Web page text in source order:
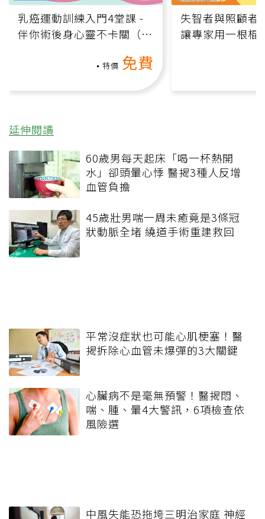
乳癌運動訓練入門4堂課 -
伴你術後身心靈不卡關（線
特價 免費
失智者與照顧者
讓專家用一根棍
延伸閱讀
60歲男每天起床「喝一杯熱開
水」卻頭暈心悸 醫揭3種人反增
血管負擔
45歲壯男喘一周未癒竟是3條冠
狀動脈全堵 繞道手術重建救回
平常沒症狀也可能心肌梗塞！醫
揭拆除心血管未爆彈的3大關鍵
心臟病不是毫無預警！醫揭悶、
喘、腫、暈4大警訊，6項檢查依
風險選
中風失能恐拖垮三明治家庭 神經